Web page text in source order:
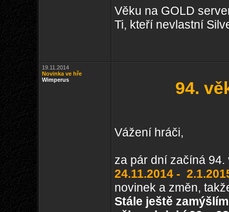
Věku na GOLD
Ti, kteří nevlastní
19.11.2014
Novinka ve hře
Wimperus
94.
Vážení hráči,
za pár dní začíná
24.11.2014 -
novinek a změn,
Stále ještě